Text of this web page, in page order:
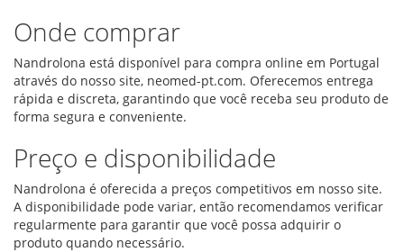
Onde comprar
Nandrolona está disponível para compra online em Portugal
através do nosso site, neomed-pt.com. Oferecemos entrega
rápida e discreta, garantindo que você receba seu produto de
forma segura e conveniente.
Preço e disponibilidade
Nandrolona é oferecida a preços competitivos em nosso site.
A disponibilidade pode variar, então recomendamos verificar
regularmente para garantir que você possa adquirir o
produto quando necessário.